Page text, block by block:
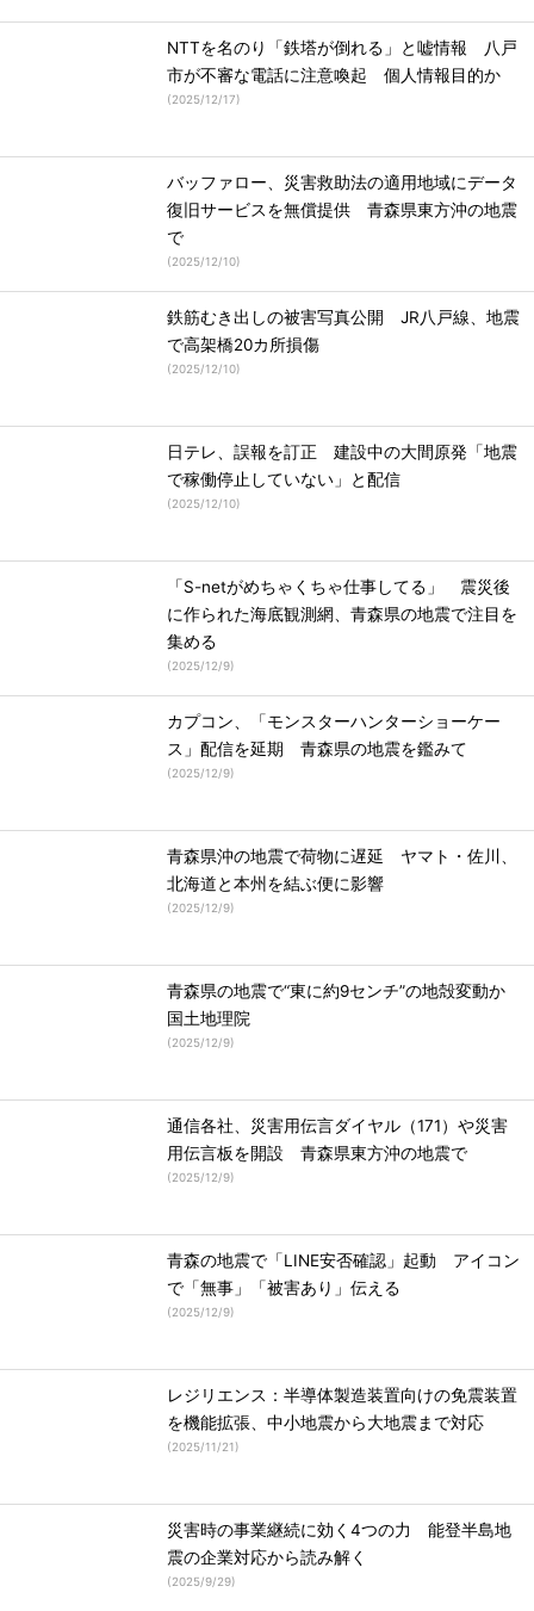
NTTを名のり「鉄塔が倒れる」と嘘情報 八戸
市が不審な電話に注意喚起 個人情報目的か
(2025/12/17)
バッファロー、災害救助法の適用地域にデータ
復旧サービスを無償提供 青森県東方沖の地震
で
(2025/12/10)
鉄筋むき出しの被害写真公開 JR八戸線、地震
で高架橋20カ所損傷
(2025/12/10)
日テレ、誤報を訂正 建設中の大間原発「地震
で稼働停止していない」と配信
(2025/12/10)
「S-netがめちゃくちゃ仕事してる」 震災後
に作られた海底観測網、青森県の地震で注目を
集める
(2025/12/9)
カプコン、「モンスターハンターショーケー
ス」配信を延期 青森県の地震を鑑みて
(2025/12/9)
青森県沖の地震で荷物に遅延 ヤマト・佐川、
北海道と本州を結ぶ便に影響
(2025/12/9)
青森県の地震で“東に約9センチ”の地殻変動か
国土地理院
(2025/12/9)
通信各社、災害用伝言ダイヤル（171）や災害
用伝言板を開設 青森県東方沖の地震で
(2025/12/9)
青森の地震で「LINE安否確認」起動 アイコン
で「無事」「被害あり」伝える
(2025/12/9)
レジリエンス：半導体製造装置向けの免震装置
を機能拡張、中小地震から大地震まで対応
(2025/11/21)
災害時の事業継続に効く4つの力 能登半島地
震の企業対応から読み解く
(2025/9/29)